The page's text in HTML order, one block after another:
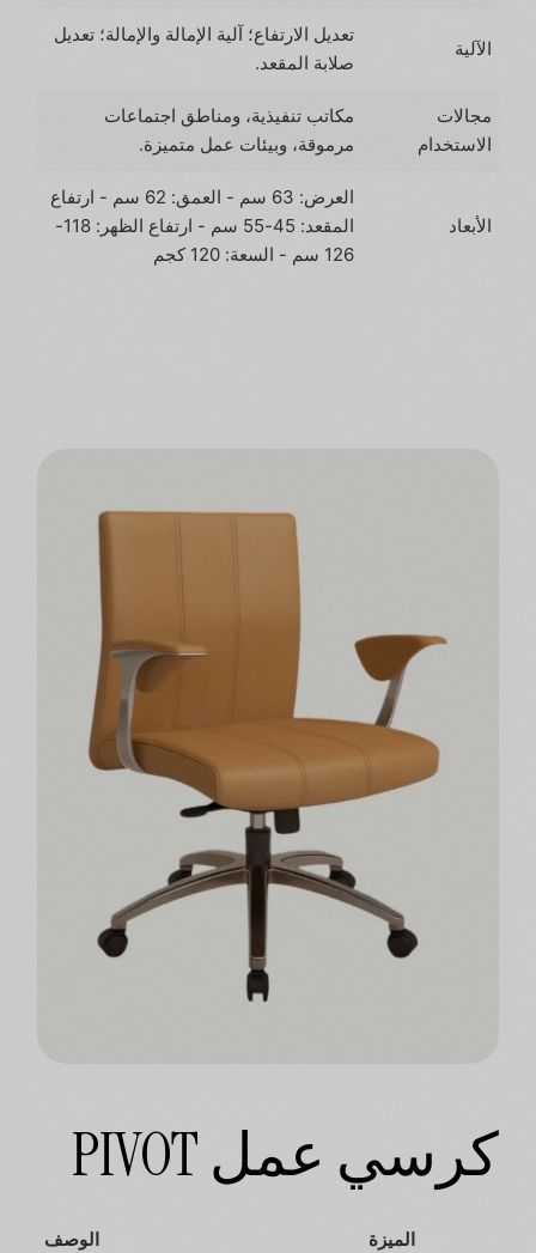
الآلية
تعديل الارتفاع؛ آلية الإمالة والإمالة؛ تعديل
صلابة المقعد.
مجالات
الاستخدام
مكاتب تنفيذية، ومناطق اجتماعات
مرموقة، وبيئات عمل متميزة.
الأبعاد
العرض: 63 سم - العمق: 62 سم - ارتفاع
المقعد: 45-55 سم - ارتفاع الظهر: 118-
126 سم - السعة: 120 كجم
كرسي عمل PIVOT
الميزة الوصف